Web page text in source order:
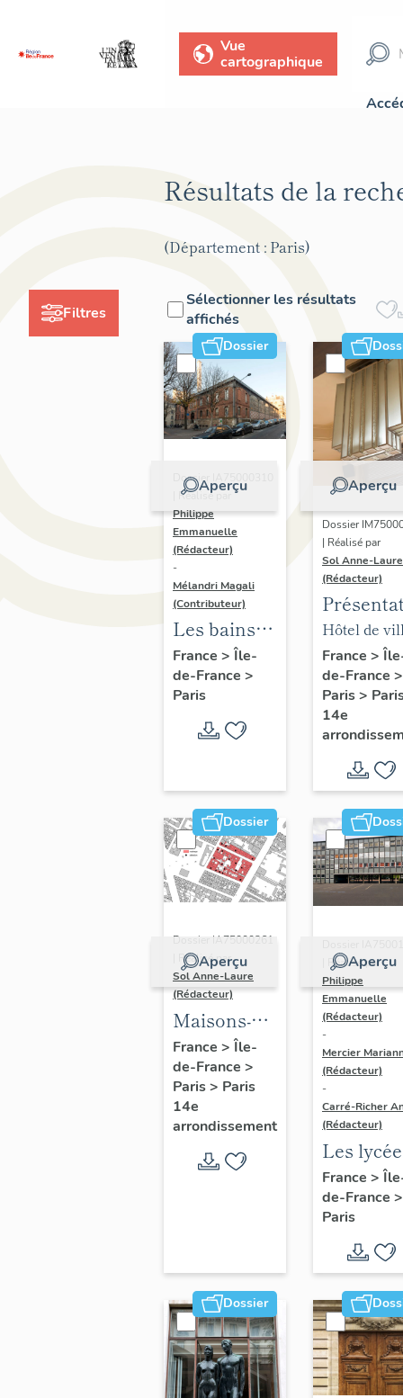
Vue
cartographique
Filtres
Résultats de la
(Département : Paris)
Sélectionner les résultats
affichés
Dossier
Aperçu
Dossier IA75000310
| Réalisé par
Philippe
Emmanuelle
(Rédacteur)
-
Mélandri Magali
(Contributeur)
Les bains
douches
municipaux
de la ville
de Paris
France > Île-
de-France >
Paris
Aperçu
Dossier
| Réalisé par
Sol Anne-Laure
(Rédacteur)
du
de la
annexe
Hôtel de
annexe
France >
de-France >
Paris>
14e
Dossier
Aperçu
Dossier IA75000261
| Réalisé par
Sol Anne-Laure
(Rédacteur)
Maisons-
immeubles
France > Île-
de-France >
Paris> Paris
14e
arrondissement
Aperçu
| Réalisé par
Philippe
Emmanuelle
(Rédacteur)
-
Mercier
(Rédacteur)
-
Carré-Richer
(Rédacteur)
Les
Jean-
Dondel
Roger
Dhuit
France >
de-France >
Paris
Dossier